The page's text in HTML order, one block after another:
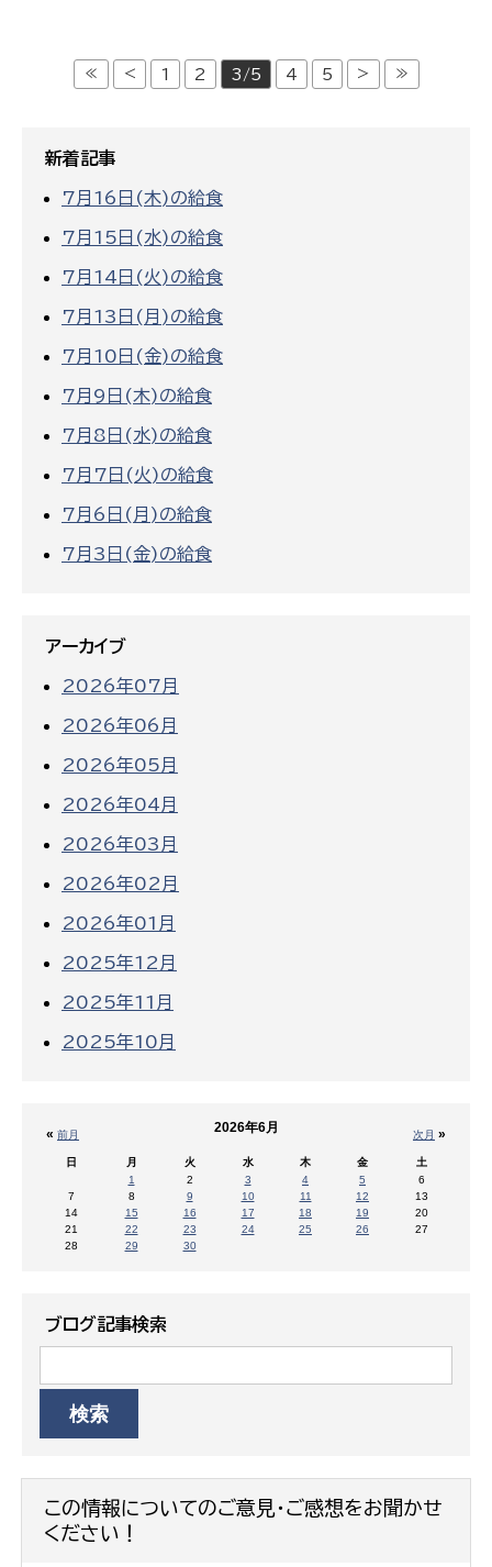
≪ < 1 2 3/5 4 5 > ≫
新着記事
7月16日(木)の給食
7月15日(水)の給食
7月14日(火)の給食
7月13日(月)の給食
7月10日(金)の給食
7月9日(木)の給食
7月8日(水)の給食
7月7日(火)の給食
7月6日(月)の給食
7月3日(金)の給食
アーカイブ
2026年07月
2026年06月
2026年05月
2026年04月
2026年03月
2026年02月
2026年01月
2025年12月
2025年11月
2025年10月
« 前月 次月 »
2026年6月
日 月 火 水 木 金
土
1
2 3 4 5
6
7
8 9 10 11 12
13
14
15 16 17 18 19
20
21
22 23 24 25 26
27
28
29 30
ブログ記事検索
この情報についてのご意見・ご感想をお聞かせ
ください！